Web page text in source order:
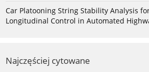
Car Platooning String Stability Analysis
Longitudinal Control in Automated
Najczęściej cytowane